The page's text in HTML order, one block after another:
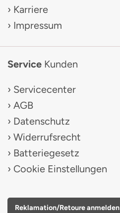
Karriere
Impressum
Service Kunden
Servicecenter
AGB
Datenschutz
Widerrufsrecht
Batteriegesetz
Cookie Einstellungen
Reklamation/Retoure anmelden